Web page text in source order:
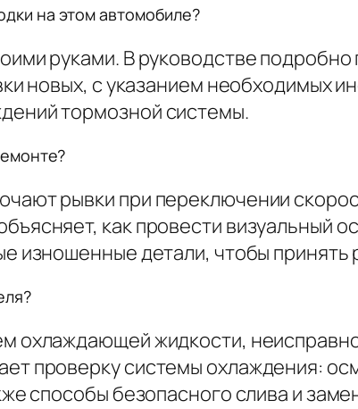
на этом автомобиле?
руками. В руководстве
новых, с указанием необходимых
тормозной системы.
рывки при переключении
как провести визуальный
изношенные детали, чтобы
охлаждающей жидкости,
проверку системы охлаждения:
способы безопасного слива и